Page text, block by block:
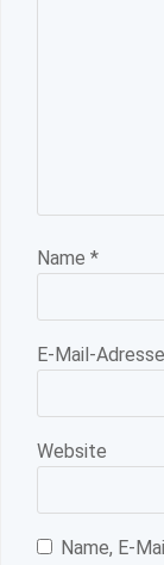
Name *
E-Mail-Adresse
Website
Name, E-